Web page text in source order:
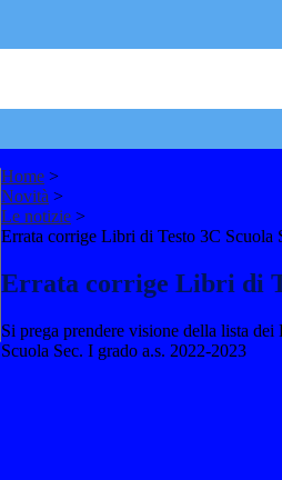
Home >
Novità >
Le notizie >
Errata corrige Libri di Testo 3C Scuola
Errata corrige Libri di
Si prega prendere visione della lista
Scuola Sec. I grado a.s. 2022-2023